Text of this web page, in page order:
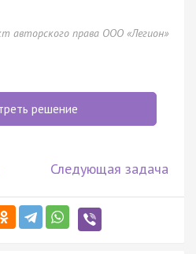
авторского права ООО «Легион»
решение
Следующая задача